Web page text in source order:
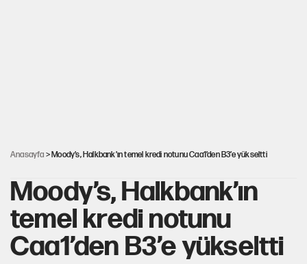
Anasayfa > Moody’s, Halkbank’ın temel kredi notunu Caa1’den B3’e yükseltti
Moody’s, Halkbank’ın
temel kredi notunu
Caa1’den B3’e yükseltti